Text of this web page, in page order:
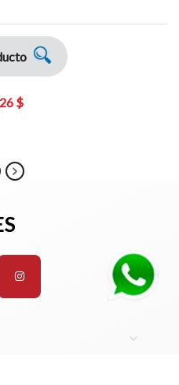
$
expand_more